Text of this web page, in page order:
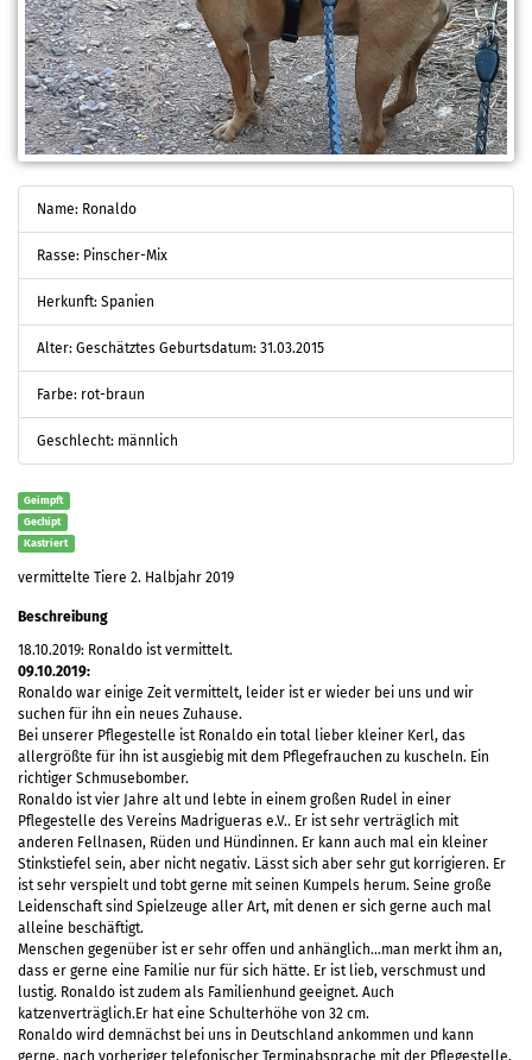
Name: Ronaldo
Rasse: Pinscher-Mix
Herkunft: Spanien
Alter: Geschätztes Geburtsdatum: 31.03.2015
Farbe: rot-braun
Geschlecht: männlich
Geimpft
Gechipt
Kastriert
vermittelte Tiere 2. Halbjahr 2019
Beschreibung
18.10.2019: Ronaldo ist vermittelt.
09.10.2019:
Ronaldo war einige Zeit vermittelt, leider ist er wieder bei uns und wir
suchen für ihn ein neues Zuhause.
Bei unserer Pflegestelle ist Ronaldo ein total lieber kleiner Kerl, das
allergrößte für ihn ist ausgiebig mit dem Pflegefrauchen zu kuscheln. Ein
richtiger Schmusebomber.
Ronaldo ist vier Jahre alt und lebte in einem großen Rudel in einer
Pflegestelle des Vereins Madrigueras e.V.. Er ist sehr verträglich mit
anderen Fellnasen, Rüden und Hündinnen. Er kann auch mal ein kleiner
Stinkstiefel sein, aber nicht negativ. Lässt sich aber sehr gut korrigieren. Er
ist sehr verspielt und tobt gerne mit seinen Kumpels herum. Seine große
Leidenschaft sind Spielzeuge aller Art, mit denen er sich gerne auch mal
alleine beschäftigt.
Menschen gegenüber ist er sehr offen und anhänglich…man merkt ihm an,
dass er gerne eine Familie nur für sich hätte. Er ist lieb, verschmust und
lustig. Ronaldo ist zudem als Familienhund geeignet. Auch
katzenverträglich.Er hat eine Schulterhöhe von 32 cm.
Ronaldo wird demnächst bei uns in Deutschland ankommen und kann
gerne, nach vorheriger telefonischer Terminabsprache mit der Pflegestelle,